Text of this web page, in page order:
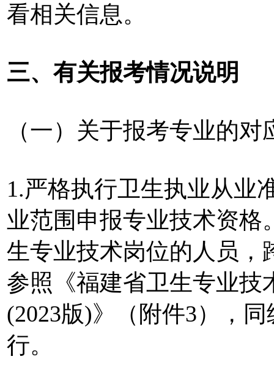
看相关信息。
三、有关报考情况说明
（一）关于报考专业的对
1.严格执行卫生执业从业
业范围申报专业技术资格
生专业技术岗位的人员，
参照《福建省卫生专业技
(2023版)》（附件3），
行。